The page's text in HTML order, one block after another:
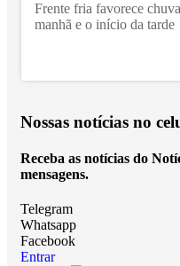
Frente fria favorece
manhã e o início da tarde
Nossas notícias no
Receba as notícias do
mensagens.
Telegram
Whatsapp
Facebook
Entrar